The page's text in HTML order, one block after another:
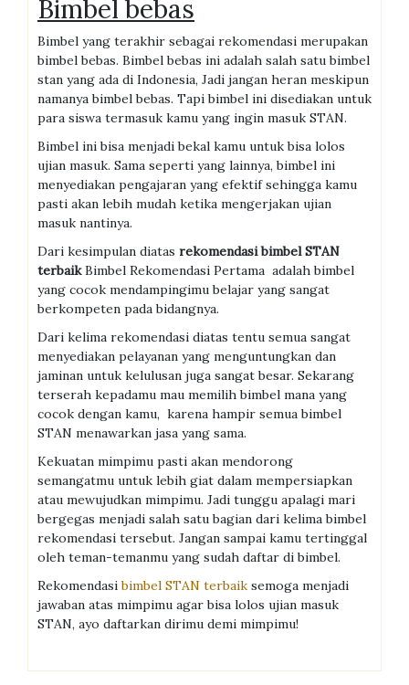
Bimbel bebas
Bimbel yang terakhir sebagai rekomendasi merupakan
bimbel bebas. Bimbel bebas ini adalah salah satu bimbel
stan yang ada di Indonesia, Jadi jangan heran meskipun
namanya bimbel bebas. Tapi bimbel ini disediakan untuk
para siswa termasuk kamu yang ingin masuk STAN.
Bimbel ini bisa menjadi bekal kamu untuk bisa lolos
ujian masuk. Sama seperti yang lainnya, bimbel ini
menyediakan pengajaran yang efektif sehingga kamu
pasti akan lebih mudah ketika mengerjakan ujian
masuk nantinya.
Dari kesimpulan diatas rekomendasi bimbelSTAN
terbaikBimbel Rekomendasi Pertama adalah bimbel
yang cocok mendampingimu belajar yang sangat
berkompeten pada bidangnya.
Dari kelima rekomendasi diatas tentu semua sangat
menyediakan pelayanan yang menguntungkan dan
jaminan untuk kelulusan juga sangat besar. Sekarang
terserah kepadamu mau memilih bimbel mana yang
cocok dengan kamu, karena hampir semua bimbel
STAN menawarkan jasa yang sama.
Kekuatan mimpimu pasti akan mendorong
semangatmu untuk lebih giat dalam mempersiapkan
atau mewujudkan mimpimu. Jadi tunggu apalagi mari
bergegas menjadi salah satu bagian dari kelima bimbel
rekomendasi tersebut. Jangan sampai kamu tertinggal
oleh teman-temanmu yang sudah daftar di bimbel.
Rekomendasibimbel STAN terbaik semoga menjadi
jawaban atas mimpimu agar bisa lolos ujian masuk
STAN, ayo daftarkan dirimu demi mimpimu!